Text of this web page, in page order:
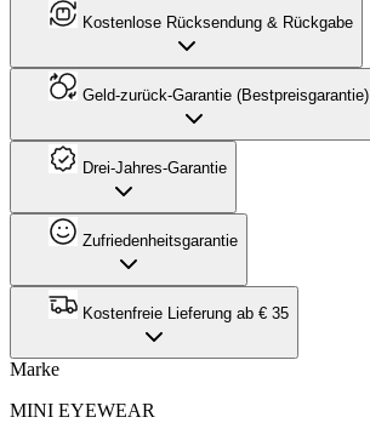
Kostenlose Rücksendung & Rückgabe
Geld-zurück-Garantie (Bestpreisgarantie)
Drei-Jahres-Garantie
Zufriedenheitsgarantie
Kostenfreie Lieferung ab € 35
Marke
MINI EYEWEAR